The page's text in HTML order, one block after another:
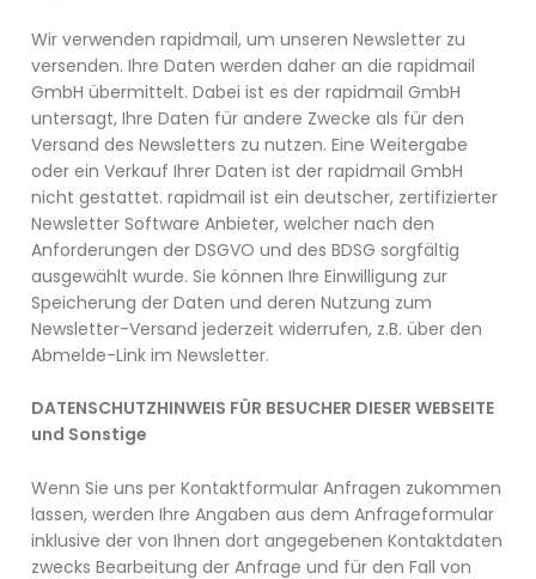
Wir verwenden rapidmail, um unseren Newsletter zu
versenden. Ihre Daten werden daher an die rapidmail
GmbH übermittelt. Dabei ist es der rapidmail GmbH
untersagt, Ihre Daten für andere Zwecke als für den
Versand des Newsletters zu nutzen. Eine Weitergabe
oder ein Verkauf Ihrer Daten ist der rapidmail GmbH
nicht gestattet. rapidmail ist ein deutscher, zertifizierter
Newsletter Software Anbieter, welcher nach den
Anforderungen der DSGVO und des BDSG sorgfältig
ausgewählt wurde. Sie können Ihre Einwilligung zur
Speicherung der Daten und deren Nutzung zum
Newsletter-Versand jederzeit widerrufen, z.B. über den
Abmelde-Link im Newsletter.
DATENSCHUTZHINWEIS FÜR BESUCHER DIESER WEBSEITE
und Sonstige
Wenn Sie uns per Kontaktformular Anfragen zukommen
lassen, werden Ihre Angaben aus dem Anfrageformular
inklusive der von Ihnen dort angegebenen Kontaktdaten
zwecks Bearbeitung der Anfrage und für den Fall von